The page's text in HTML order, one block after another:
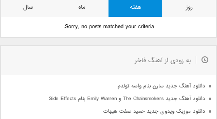
روز هفته ماه
سال
Sorry, no posts matched your criteria.
به زودی از آهنگ فاخر
دانلود آهنگ جدید سارن بنام واسه تولدم
دانلود آهنگ جدید The Chainsmokers و Emily Warren بنام Side Effects
دانلود موزیک ویدوی جدید حمید صفت هیهات